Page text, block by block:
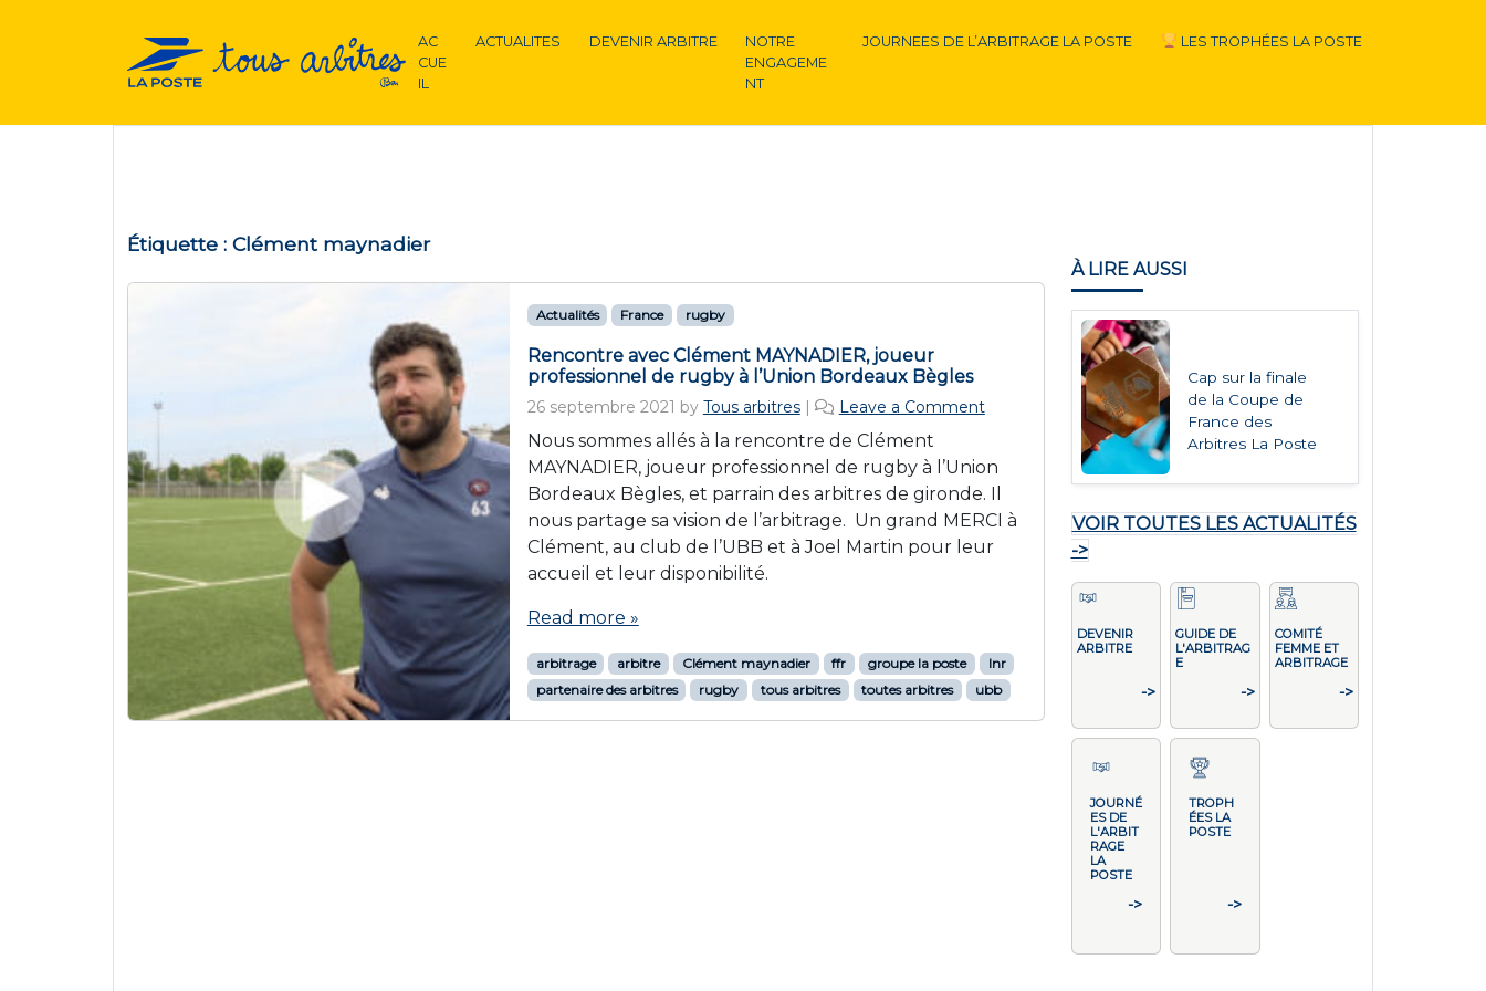
AC
CUE
IL
ACTUALITES DEVENIR ARBITRE
NOTRE
ENGAGEME
NT
JOURNEES DE L’ARBITRAGE LA POSTE LES TROPHÉES LA POSTE
Étiquette : Clément maynadier
Actualités France rugby
Rencontre avec Clément MAYNADIER, joueur
professionnel de rugby à l’Union Bordeaux Bègles
26 septembre 2021 by Tous arbitres | Leave a Comment
Nous sommes allés à la rencontre de Clément
MAYNADIER, joueur professionnel de rugby à l’Union
Bordeaux Bègles, et parrain des arbitres de gironde. Il
nous partage sa vision de l’arbitrage. Un grand MERCI à
Clément, au club de l’UBB et à Joel Martin pour leur
accueil et leur disponibilité.
Read more »
arbitrage arbitre Clément maynadier ffr groupe la poste
lnr
partenaire des arbitres
rugby tous arbitres toutes arbitres ubb
À LIRE AUSSI
Cap sur la finale
de la Coupe de
France des
Arbitres La Poste
VOIR TOUTES LES ACTUALITÉS
->
DEVENIR
ARBITRE
->
GUIDE DE
L'ARBITRAG
E
->
COMITÉ
FEMME ET
ARBITRAGE
->
JOURNÉ
ES DE
L'ARBIT
RAGE
LA
POSTE
->
TROPH
ÉES LA
POSTE
->